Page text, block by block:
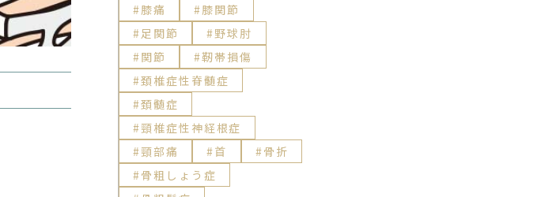
膝痛
膝関節
足関節
野球肘
関節
靭帯損傷
頚椎症性脊髄症
頚髄症
頸椎症性神経根症
頸部痛
首
骨折
骨粗しょう症